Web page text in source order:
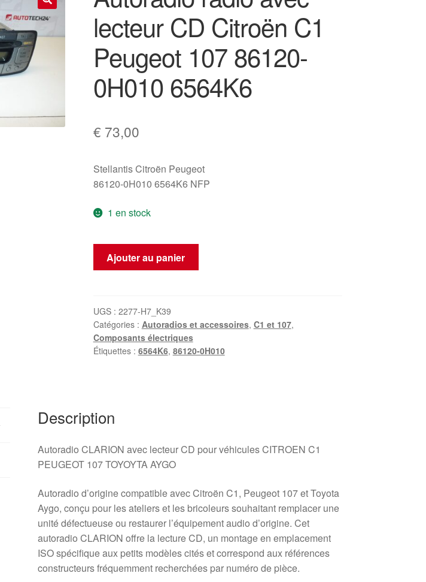
🔍
lecteur CD Citroën C1
Peugeot 107 86120-
0H010 6564K6
€ 73,00
Stellantis Citroën Peugeot
86120-0H010 6564K6 NFP
1 en stock
quantité
avec
lecteur
CD
Citroën
86120-
6564K6
Ajouter au panier
UGS : 2277-H7_K39
Catégories : Autoradios et accessoires, C1 et 107,
Composants électriques
Étiquettes : 6564K6, 86120-0H010
Description
Autoradio CLARION avec lecteur CD pour véhicules CITROEN C1
PEUGEOT 107 TOYOYTA AYGO
Autoradio d’origine compatible avec Citroën C1, Peugeot 107 et Toyota
Aygo, conçu pour les ateliers et les bricoleurs souhaitant remplacer une
unité défectueuse ou restaurer l’équipement audio d’origine. Cet
autoradio CLARION offre la lecture CD, un montage en emplacement
ISO spécifique aux petits modèles cités et correspond aux références
constructeurs fréquemment recherchées par numéro de pièce.